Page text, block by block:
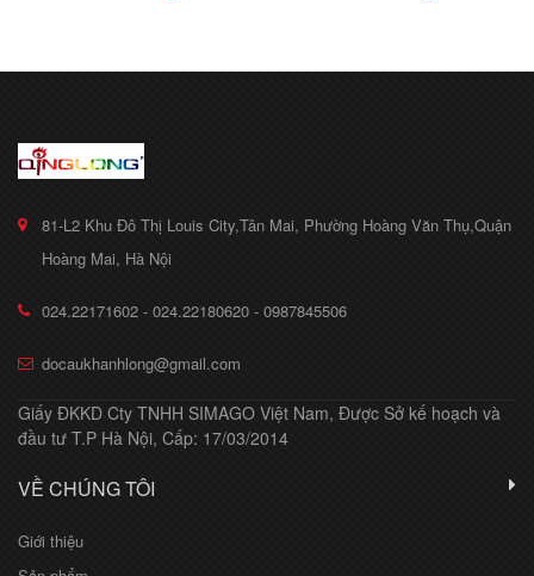
81-L2 Khu Đô Thị Louis City,Tân Mai, Phường Hoàng Văn Thụ,Quận
Hoàng Mai, Hà Nội
024.22171602 - 024.22180620 - 0987845506
docaukhanhlong@gmail.com
Giấy ĐKKD Cty TNHH SIMAGO Việt Nam, Được Sở kế hoạch và
đầu tư T.P Hà Nội, Cấp: 17/03/2014
VỀ CHÚNG TÔI
Giới thiệu